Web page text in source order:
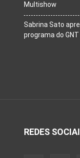
Multishow
Sabrina Sato
programa do GNT
REDES